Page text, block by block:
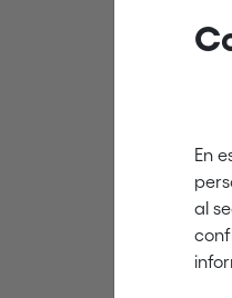
En
al